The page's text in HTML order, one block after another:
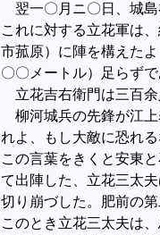
翌一〇月ニ〇日、城島
これに対する立花軍は
市菰原）に陣を構えた
〇〇メートル）足らずで
立花吉右衛門は三百余
柳河城兵の先鋒が江上
れよ、もし大敵に恐れ
この言葉をきくと安東
て出陣した、立花三太
切り崩づした。肥前の
このとき立花三太夫は